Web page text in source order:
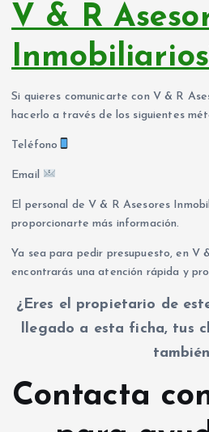
V & R
Si quieres comunicarte con V & R
hacerlo a través de los siguientes
Teléfono
Email
El personal de V & R Asesores
proporcionarte más información.
Ya sea para pedir presupuesto, en V
encontrarás una atención rápida y
¿Eres el propietario de
llegado a esta ficha, tus
también
Contacta